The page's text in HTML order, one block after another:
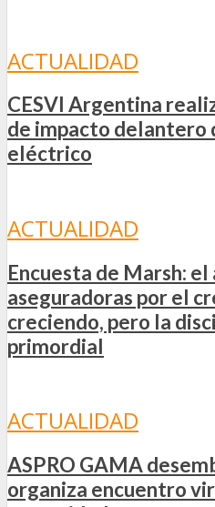
ACTUALIDAD
CESVI Argentina
de impacto delantero
eléctrico
ACTUALIDAD
Encuesta de Marsh:
aseguradoras por el
creciendo, pero la
primordial
ACTUALIDAD
ASPRO GAMA
organiza encuentro